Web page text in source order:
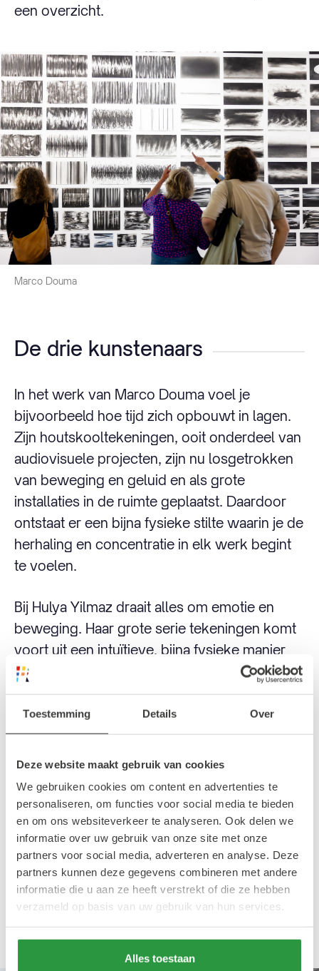
Toestemming Details Over
Deze website maakt gebruik van cookies
We gebruiken cookies om content en advertenties te
personaliseren, om functies voor social media te bieden
en om ons websiteverkeer te analyseren. Ook delen we
informatie over uw gebruik van onze site met onze
partners voor social media, adverteren en analyse. Deze
partners kunnen deze gegevens combineren met andere
informatie die u aan ze heeft verstrekt of die ze hebben
verzameld op basis van uw gebruik van hun services.
Alles toestaan
een overzicht.
Marco Douma
De drie kunstenaars
In het werk van Marco Douma voel je
bijvoorbeeld hoe tijd zich opbouwt in lagen.
Zijn houtskooltekeningen, ooit onderdeel van
audiovisuele projecten, zijn nu losgetrokken
van beweging en geluid en als grote
installaties in de ruimte geplaatst. Daardoor
ontstaat er een bijna fysieke stilte waarin je de
herhaling en concentratie in elk werk begint
te voelen.
Bij Hulya Yilmaz draait alles om emotie en
beweging. Haar grote serie tekeningen komt
voort uit een intuïtieve, bijna fysieke manier
van werken waarin natuur en innerlijke
beleving door elkaar lopen. De werken
voelen alsof ze in constante verandering zijn,
alsof ze net niet stil te zetten zijn.
Schoonhoven doen juist het
tegenovergestelde: ze vertragen het kijken.
Ze krast licht uit zwart en bouwt zo beelden
op die zich langzaam ontvouwen. Haar werk
voelt als lezen zonder woorden, waarbij elke
laag iets nieuws suggereert zonder het
helemaal te verklaren.